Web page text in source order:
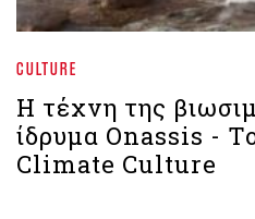
CULTURE
Η τέχνη της
ίδρυμα Onassis -
Climate Culture